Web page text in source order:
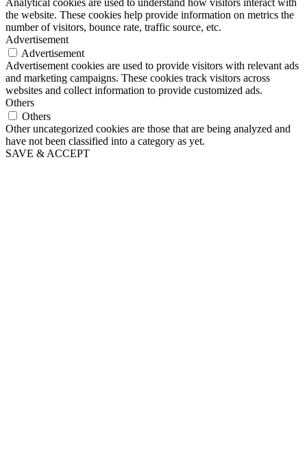
Analytical cookies are used to understand how visitors interact with
the website. These cookies help provide information on metrics the
number of visitors, bounce rate, traffic source, etc.
Advertisement
Advertisement
Advertisement cookies are used to provide visitors with relevant ads
and marketing campaigns. These cookies track visitors across
websites and collect information to provide customized ads.
Others
Others
Other uncategorized cookies are those that are being analyzed and
have not been classified into a category as yet.
SAVE & ACCEPT